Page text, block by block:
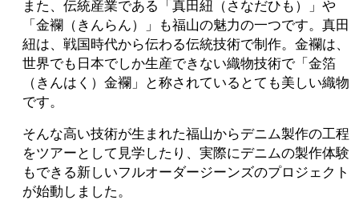
また、伝統産業である「真田紐（さなだひも）」や
「金襴（きんらん）」も福山の魅力の一つです。真田
紐は、戦国時代から伝わる伝統技術で制作。金襴は、
世界でも日本でしか生産できない織物技術で「金箔
（きんはく）金襴」と称されているとても美しい織物
です。
そんな高い技術が生まれた福山からデニム製作の工程
をツアーとして見学したり、実際にデニムの製作体験
もできる新しいフルオーダージーンズのプロジェクト
が始動しました。